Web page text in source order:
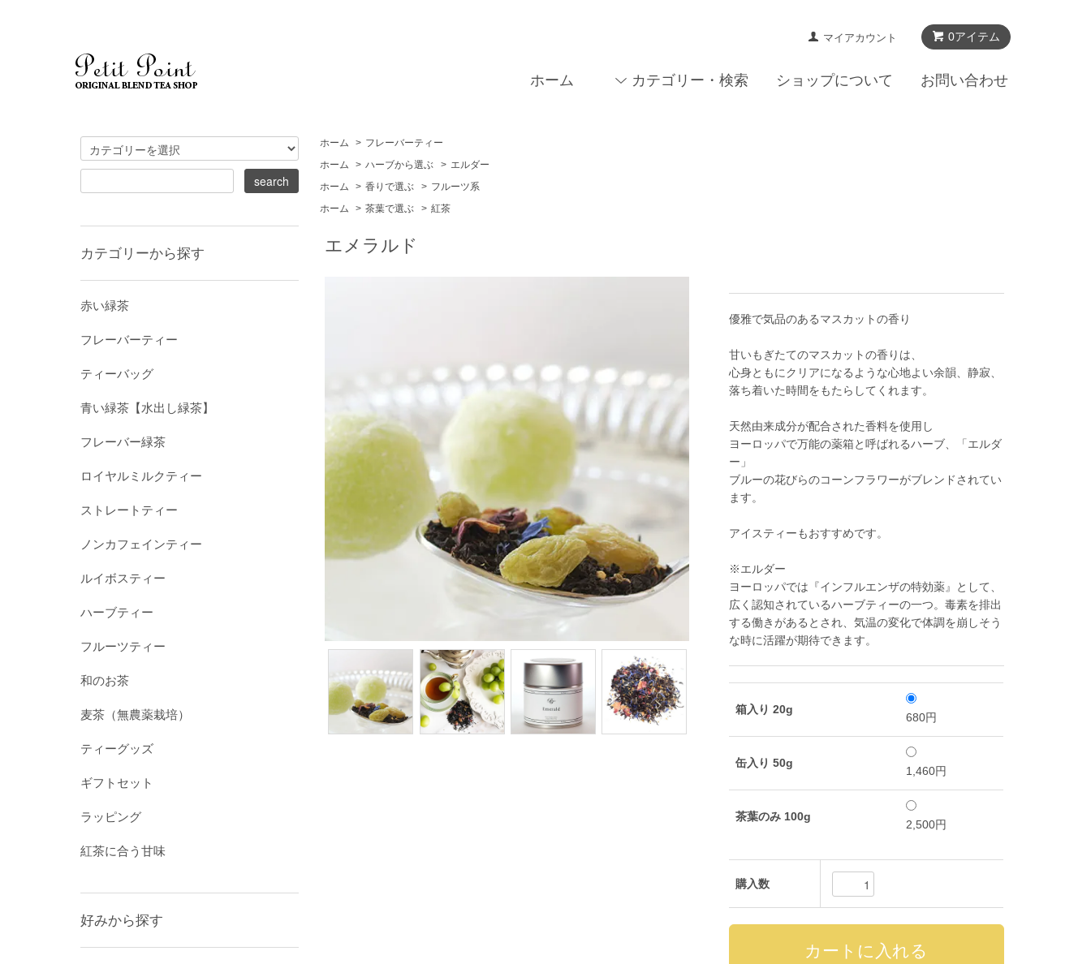
0アイテム
マイアカウント
ホーム カテゴリー・検索 ショップについて お問い合わせ
ホーム > フレーバーティー
ホーム
> ハーブから選ぶ > エルダー
ホーム
> 香りで選ぶ > フルーツ系
ホーム
> 茶葉で選ぶ > 紅茶
エメラルド
優雅で気品のあるマスカットの香り
甘いもぎたてのマスカットの香りは、
心身ともにクリアになるような心地よい余韻、静寂、
落ち着いた時間をもたらしてくれます。
天然由来成分が配合された香料を使用し
ヨーロッパで万能の薬箱と呼ばれるハーブ、「エルダ
ー」
ブルーの花びらのコーンフラワーがブレンドされてい
ます。
アイスティーもおすすめです。
※エルダー
ヨーロッパでは『インフルエンザの特効薬』として、
広く認知されているハーブティーの一つ。毒素を排出
する働きがあるとされ、気温の変化で体調を崩しそう
な時に活躍が期待できます。
箱入り 20g
680円
缶入り 50g
1,460円
茶葉のみ 100g
2,500円
購入数
カテゴリーから探す
赤い緑茶
フレーバーティー
ティーバッグ
青い緑茶【水出し緑茶】
フレーバー緑茶
ロイヤルミルクティー
ストレートティー
ノンカフェインティー
ルイボスティー
ハーブティー
フルーツティー
和のお茶
麦茶（無農薬栽培）
ティーグッズ
ギフトセット
ラッピング
紅茶に合う甘味
好みから探す